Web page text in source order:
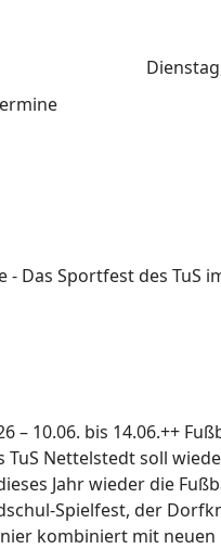
- Das Sportfest des TuS
– 10.06. bis 14.06.++
TuS Nettelstedt soll
Jahr wieder die
Spielfest, der
kombiniert mit